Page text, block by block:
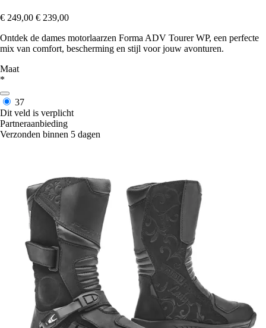
€ 249,00 € 239,00
Ontdek de dames motorlaarzen Forma ADV Tourer WP, een perfecte
mix van comfort, bescherming en stijl voor jouw avonturen.
Maat
*
37
Dit veld is verplicht
Partneraanbieding
Verzonden binnen 5 dagen